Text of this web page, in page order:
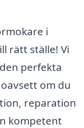
i
rätt ställe! Vi
perfekta
om du
reparation
kompetent